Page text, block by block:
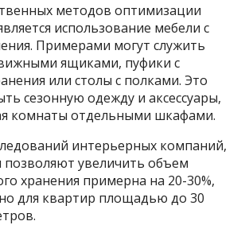
методов оптимизации
использование мебели с
Примерами могут служить
ящиками, пуфики с
или столы с полками. Это
сезонную одежду и аксессуары,
комнаты отдельными шкафами.
интерьерных компаний,
позволяют увеличить объем
хранения примерна на 20-30%,
для квартир площадью до 30